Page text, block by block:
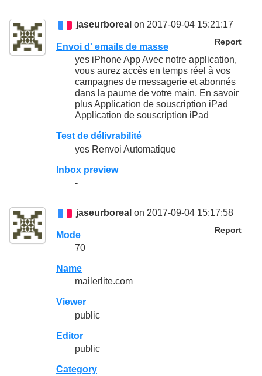
jaseurboreal on 2017-09-04 15:21:17
Report
Envoi d' emails de masse
yes iPhone App Avec notre application,
vous aurez accès en temps réel à vos
campagnes de messagerie et abonnés
dans la paume de votre main. En savoir
plus Application de souscription iPad
Application de souscription iPad
Test de délivrabilité
yes Renvoi Automatique
Inbox preview
-
jaseurboreal on 2017-09-04 15:17:58
Report
Mode
70
Name
mailerlite.com
Viewer
public
Editor
public
Category